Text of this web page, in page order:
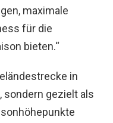
maximale
für die
bieten.“
in
gezielt als